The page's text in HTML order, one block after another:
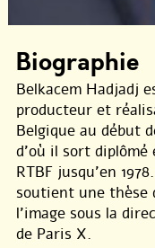
Biographie
Belkacem Hadjadj
producteur et
Belgique au début
d’où il sort
RTBF jusqu’en
soutient une thèse
l’image sous la
de Paris X.